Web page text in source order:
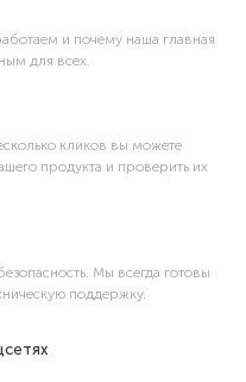
и почему наша главная
для всех.
кликов вы можете
продукта и проверить их
Мы всегда готовы
поддержку.